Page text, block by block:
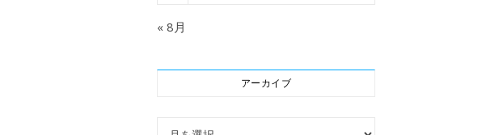
« 8月
アーカイブ
アーカイブ